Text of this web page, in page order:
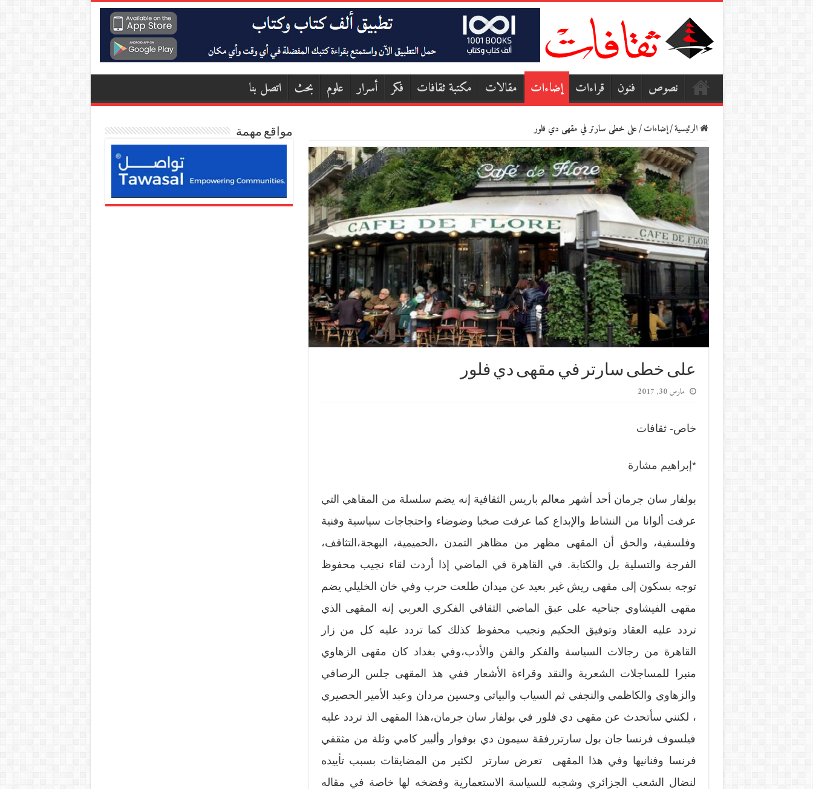
نصوص فنون قراءات إضاءات مقالات مكتبة ثقافات فكر أسرار علوم بحث اتصل بنا
الرئيسية/إضاءات/على خطى سارتر في مقهى دي فلور
على خطى سارتر في مقهى دي فلور
مارس 30, 2017
خاص- ثقافات
* إبراهيم مشارة
بولفار سان جرمان أحد أشهر معالم باريس الثقافية إنه يضم سلسلة من المقاهي التي
عرفت ألوانا من النشاط والإبداع كما عرفت صخبا وضوضاء واحتجاجات سياسية وفنية
وفلسفية، والحق أن المقهى مظهر من مظاهر التمدن ،الحميمية، البهجة،التثاقف،
الفرجة والتسلية بل والكتابة. في القاهرة في الماضي إذا أردت لقاء نجيب محفوظ
توجه بسكون إلى مقهى ريش غير بعيد عن ميدان طلعت حرب وفي خان الخليلي يضم
مقهى الفيشاوي جناحيه على عبق الماضي الثقافي الفكري العربي إنه المقهى الذي
تردد عليه العقاد وتوفيق الحكيم ونجيب محفوظ كذلك كما تردد عليه كل من زار
القاهرة من رجالات السياسة والفكر والفن والأدب،وفي بغداد كان مقهى الزهاوي
منبرا للمساجلات الشعرية والنقد وقراءة الأشعار ففي هذ المقهى جلس الرصافي
والزهاوي والكاظمي والنجفي ثم السياب والبياتي وحسين مردان وعبد الأمير الحصيري
، لكنني سأتحدث عن مقهى دي فلور في بولفار سان جرمان،هذا المقهى الذ تردد عليه
فيلسوف فرنسا جان بول سارتررفقة سيمون دي بوفوار وألبير كامي وثلة من مثقفي
فرنسا وفنانيها وفي هذا المقهى تعرض سارتر لكثير من المضايقات بسبب تأييده
لنضال الشعب الجزائري وشجبه للسياسة الاستعمارية وفضخه لها خاصة في مقاله
مواقع مهمة